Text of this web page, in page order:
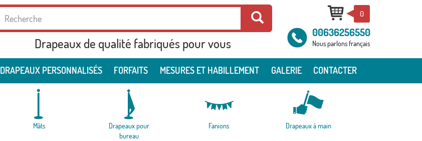
Drapeaux de qualité fabriqués pour vous
0
00636256550
Nous parlons français
DRAPEAUX PERSONNALISÉS FORFAITS MESURES ET HABILLEMENT GALERIE CONTACTER
Mâts
Drapeaux pour
bureau
Fanions Drapeaux à main